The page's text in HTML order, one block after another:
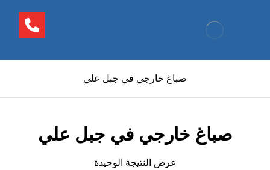
صباغ خارجي في جبل علي
صباغ خارجي في جبل علي
عرض النتيجة الوحيدة